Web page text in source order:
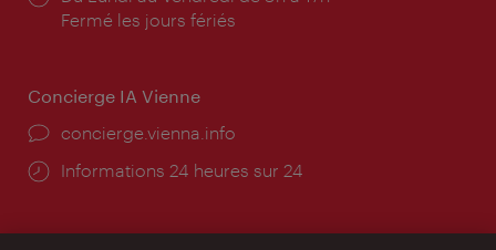
d'ouverture:
Fermé les jours fériés
Concierge IA Vienne
Ort:
concierge.vienna.info
Öffnungszeiten:
Informations 24 heures sur 24